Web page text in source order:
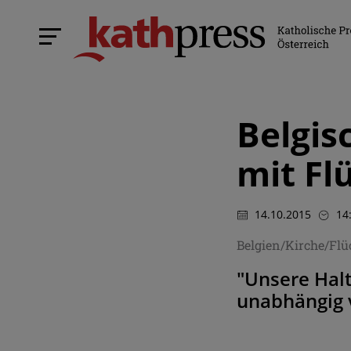
mit
14.10.2015
Belgien/Kirche/
"Unsere